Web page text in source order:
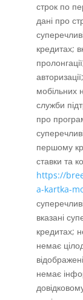
строк по
дані про
кредитах;
мобільних
служби
про
першому
ставки та
https://
a-kartka-
вказані
кредитах;
немає
немає